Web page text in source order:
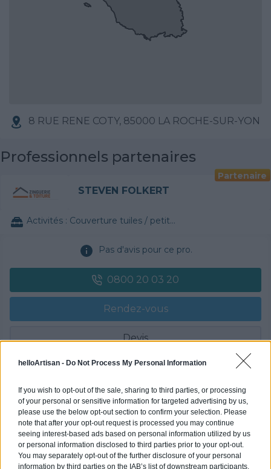
helloArtisan - Do Not Process My Personal Information
If you wish to opt-out of the sale, sharing to third parties, or processing
of your personal or sensitive information for targeted advertising by us,
please use the below opt-out section to confirm your selection. Please
note that after your opt-out request is processed you may continue
seeing interest-based ads based on personal information utilized by us
or personal information disclosed to third parties prior to your opt-out.
You may separately opt-out of the further disclosure of your personal
information by third parties on the IAB’s list of downstream participants.
8 RUE RENE COTY, 85000 LA ROCHE-SUR-YON
Professionnels partenaires
Partenaire
STEVEN FOLKERT
Activités : Couverture tuiles / petits éléments
Pas d'avis pour ce pro.
0800 20 03 20
Rendez-vous
Devis
Labels et certifications : Non communiqué
Partenaire
POLYGONE ENERGIE